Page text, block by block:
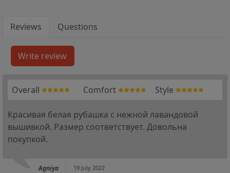
Reviews Questions
Overall Comfort Style
Красивая белая рубашка с нежной лавандовой
вышивкой. Размер соответствует. Довольна
покупкой.
Agniya 19 July 2022